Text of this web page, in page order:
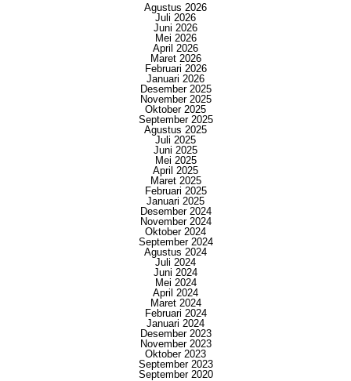
Agustus 2026
Juli 2026
Juni 2026
Mei 2026
April 2026
Maret 2026
Februari 2026
Januari 2026
Desember 2025
November 2025
Oktober 2025
September 2025
Agustus 2025
Juli 2025
Juni 2025
Mei 2025
April 2025
Maret 2025
Februari 2025
Januari 2025
Desember 2024
November 2024
Oktober 2024
September 2024
Agustus 2024
Juli 2024
Juni 2024
Mei 2024
April 2024
Maret 2024
Februari 2024
Januari 2024
Desember 2023
November 2023
Oktober 2023
September 2023
September 2020